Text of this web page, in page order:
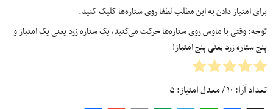
برای امتیاز دادن به این مطلب لطفا روی ستاره‌ها کلیک کنید.
توجه: وقتی با ماوس روی ستاره‌ها حرکت می‌کنید، یک ستاره زرد یعنی یک امتیاز و
پنج ستاره زرد یعنی پنج امتیاز!
تعداد آرا: ۱۰/ معدل امتیاز:۵